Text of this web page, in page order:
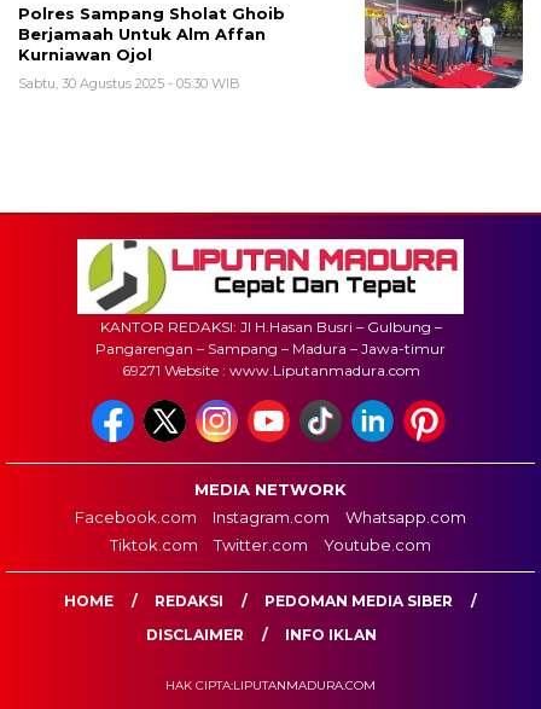
Polres Sampang Sholat Ghoib
Berjamaah Untuk Alm Affan
Kurniawan Ojol
Sabtu, 30 Agustus 2025 - 05:30 WIB
KANTOR REDAKSI: Jl H.Hasan Busri – Gulbung –
Pangarengan – Sampang – Madura – Jawa-timur
69271 Website : www.Liputanmadura.com
MEDIA NETWORK
Facebook.com
Instagram.com
Whatsapp.com
Tiktok.com
Twitter.com Youtube.com
HOME REDAKSI
PEDOMAN MEDIA SIBER
DISCLAIMER
INFO IKLAN
HAK CIPTA:LIPUTANMADURA.COM